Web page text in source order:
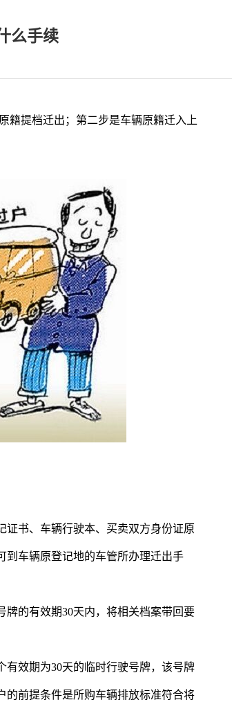
么手续
籍提档迁出；第二步是车辆原籍迁入上
证书、车辆行驶本、买卖双方身份证原
到车辆原登记地的车管所办理迁出手
牌的有效期30天内，将相关档案带回要
有效期为30天的临时行驶号牌，该号牌
的前提条件是所购车辆排放标准符合将